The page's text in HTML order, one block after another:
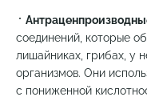
соединений, которые
лишайниках, грибах, у
организмов. Они
с пониженной